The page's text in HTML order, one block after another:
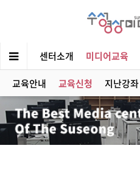
센터소개 미디어교육
교육안내 교육신청 지난강좌